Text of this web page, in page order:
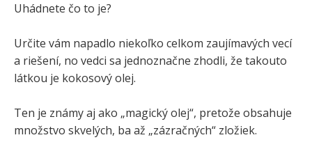
Uhádnete čo to je?
Určite vám napadlo niekoľko celkom zaujímavých vecí
a riešení, no vedci sa jednoznačne zhodli, že takouto
látkou je kokosový olej.
Ten je známy aj ako „magický olej“, pretože obsahuje
množstvo skvelých, ba až „zázračných“ zložiek.